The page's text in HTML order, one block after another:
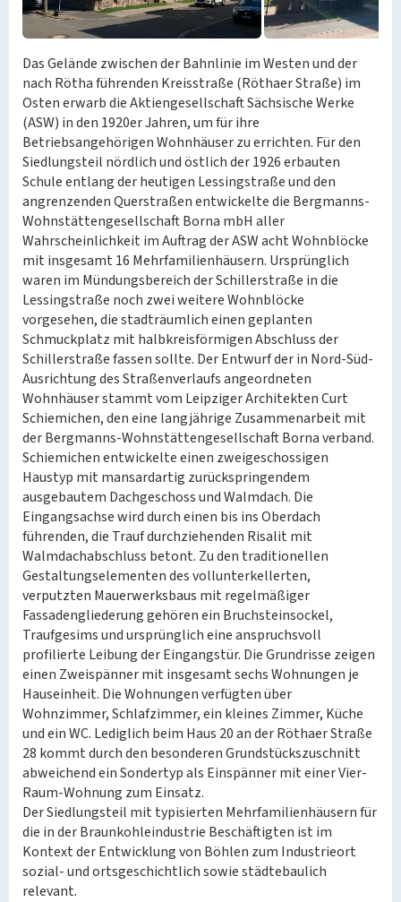
Das Gelände zwischen der Bahnlinie im Westen und der
nach Rötha führenden Kreisstraße (Röthaer Straße) im
Osten erwarb die Aktiengesellschaft Sächsische Werke
(ASW) in den 1920er Jahren, um für ihre
Betriebsangehörigen Wohnhäuser zu errichten. Für den
Siedlungsteil nördlich und östlich der 1926 erbauten
Schule entlang der heutigen Lessingstraße und den
angrenzenden Querstraßen entwickelte die Bergmanns-
Wohnstättengesellschaft Borna mbH aller
Wahrscheinlichkeit im Auftrag der ASW acht Wohnblöcke
mit insgesamt 16 Mehrfamilienhäusern. Ursprünglich
waren im Mündungsbereich der Schillerstraße in die
Lessingstraße noch zwei weitere Wohnblöcke
vorgesehen, die stadträumlich einen geplanten
Schmuckplatz mit halbkreisförmigen Abschluss der
Schillerstraße fassen sollte. Der Entwurf der in Nord-Süd-
Ausrichtung des Straßenverlaufs angeordneten
Wohnhäuser stammt vom Leipziger Architekten Curt
Schiemichen, den eine langjährige Zusammenarbeit mit
der Bergmanns-Wohnstättengesellschaft Borna verband.
Schiemichen entwickelte einen zweigeschossigen
Haustyp mit mansardartig zurückspringendem
ausgebautem Dachgeschoss und Walmdach. Die
Eingangsachse wird durch einen bis ins Oberdach
führenden, die Trauf durchziehenden Risalit mit
Walmdachabschluss betont. Zu den traditionellen
Gestaltungselementen des vollunterkellerten,
verputzten Mauerwerksbaus mit regelmäßiger
Fassadengliederung gehören ein Bruchsteinsockel,
Traufgesims und ursprünglich eine anspruchsvoll
profilierte Leibung der Eingangstür. Die Grundrisse zeigen
einen Zweispänner mit insgesamt sechs Wohnungen je
Hauseinheit. Die Wohnungen verfügten über
Wohnzimmer, Schlafzimmer, ein kleines Zimmer, Küche
und ein WC. Lediglich beim Haus 20 an der Röthaer Straße
28 kommt durch den besonderen Grundstückszuschnitt
abweichend ein Sondertyp als Einspänner mit einer Vier-
Raum-Wohnung zum Einsatz.
Der Siedlungsteil mit typisierten Mehrfamilienhäusern für
die in der Braunkohleindustrie Beschäftigten ist im
Kontext der Entwicklung von Böhlen zum Industrieort
sozial- und ortsgeschichtlich sowie städtebaulich
relevant.